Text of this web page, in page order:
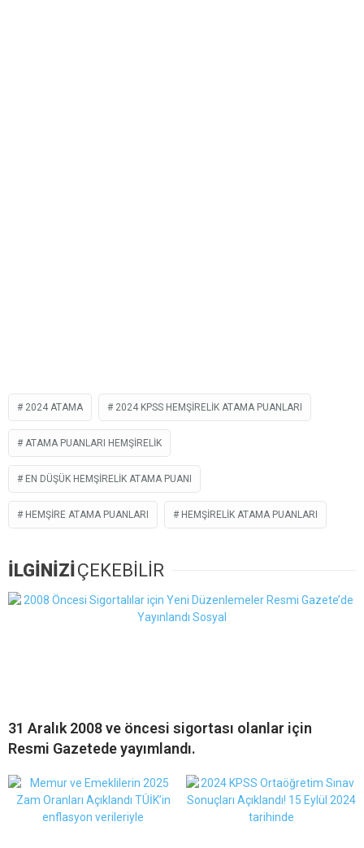
2024 ATAMA 2024 KPSS HEMŞIRELIK ATAMA PUANLARI
ATAMA PUANLARI HEMŞIRELIK
EN DÜŞÜK HEMŞIRELIK ATAMA PUANI
HEMŞIRE ATAMA PUANLARI HEMŞIRELIK ATAMA PUANLARI
İLGİNİZİÇEKEBİLİR
31 Aralık 2008 ve öncesi sigortası olanlar için
Resmi Gazetede yayımlandı.